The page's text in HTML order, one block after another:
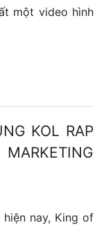
một video hình
KOL RAP
nay, King of